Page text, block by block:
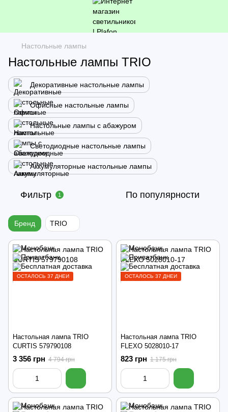
Настольные лампы
Настольные лампы TRIO
Декоративные настольные лампы
Офисные настольные лампы
Настольные лампы с абажуром
Светодиодные настольные лампы
Аккумуляторные настольные лампы
Фильтр 1 По популярности
Бренд TRIO
ОСТАЛОСЬ 37 ДНЕЙ
Настольная лампа TRIO
CURTIS 579790108
3 356 грн 4 794 грн
ОСТАЛОСЬ 37 ДНЕЙ
Настольная лампа TRIO
FLEXO 5028010-17
823 грн 1 175 грн